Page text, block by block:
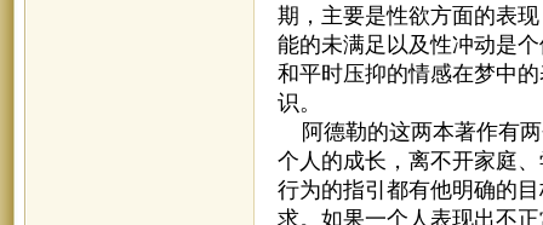
期，主要是性欲方面的表
能的未满足以及性冲动是
和平时压抑的情感在梦中
识。
阿德勒的这两本著作有两
个人的成长，离不开家庭
行为的指引都有他明确的
求。如果一个人表现出不